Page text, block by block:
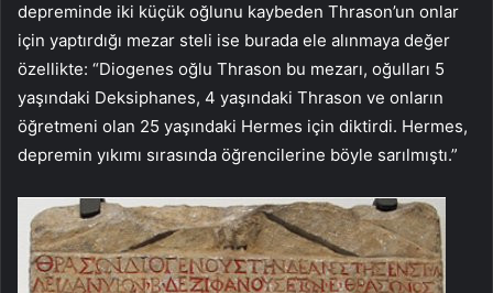
depreminde iki küçük oğlunu kaybeden Thrason’un onlar
için yaptırdığı mezar steli ise burada ele alınmaya değer
özellikte: “Diogenes oğlu Thrason bu mezarı, oğulları 5
yaşındaki Deksiphanes, 4 yaşındaki Thrason ve onların
öğretmeni olan 25 yaşındaki Hermes için diktirdi. Hermes,
depremin yıkımı sırasında öğrencilerine böyle sarılmıştı.”